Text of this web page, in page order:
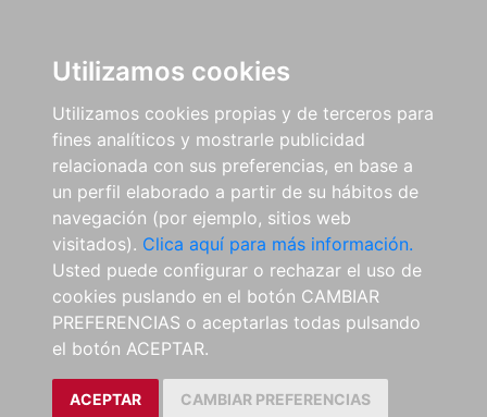
Utilizamos cookies
Utilizamos cookies propias y de terceros para
fines analíticos y mostrarle publicidad
relacionada con sus preferencias, en base a
un perfil elaborado a partir de su hábitos de
navegación (por ejemplo, sitios web
visitados). Clica aquí para más información.
Usted puede configurar o rechazar el uso de
cookies puslando en el botón CAMBIAR
PREFERENCIAS o aceptarlas todas pulsando
el botón ACEPTAR.
ACEPTAR CAMBIAR PREFERENCIAS